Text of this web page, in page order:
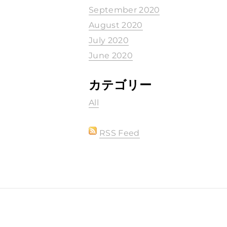
September 2020
August 2020
July 2020
June 2020
カテゴリー
All
RSS Feed